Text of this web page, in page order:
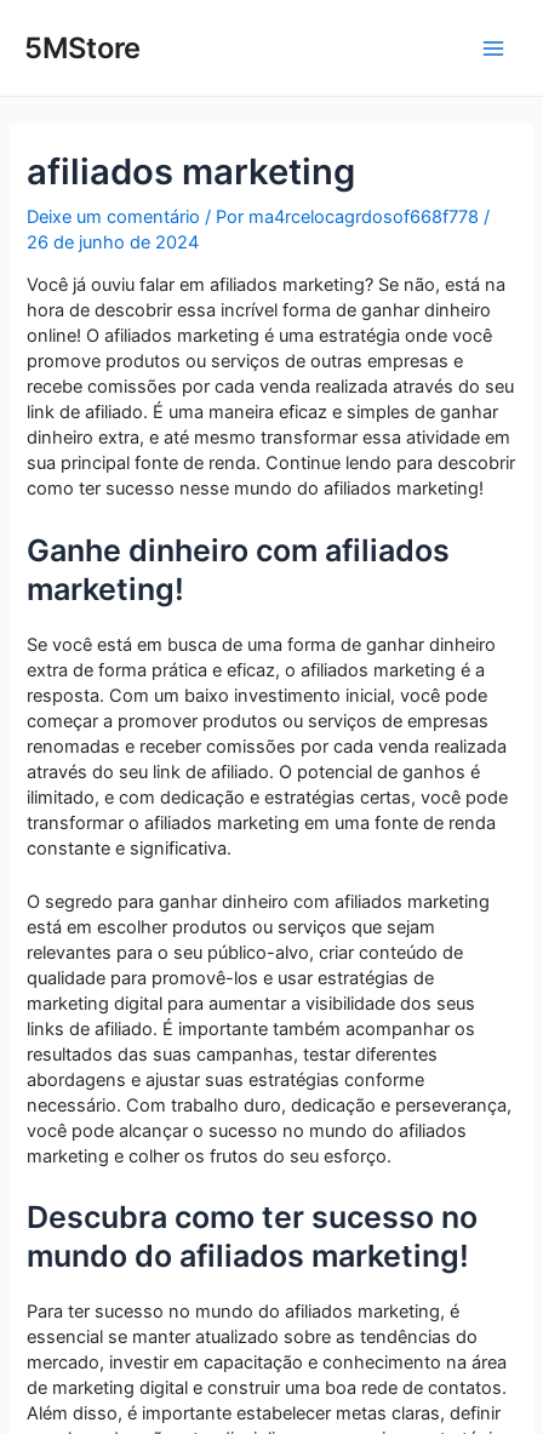
para5MStore
afiliados marketing
Deixe um comentário / Por ma4rcelocagrdosof668f778/
26 de junho de 2024
Você já ouviu falar em afiliados marketing? Se não, está na
hora de descobrir essa incrível forma de ganhar dinheiro
online! O afiliados marketing é uma estratégia onde você
promove produtos ou serviços de outras empresas e
recebe comissões por cada venda realizada através do seu
link de afiliado. É uma maneira eficaz e simples de ganhar
dinheiro extra, e até mesmo transformar essa atividade em
sua principal fonte de renda. Continue lendo para descobrir
como ter sucesso nesse mundo do afiliados marketing!
Ganhe dinheiro com afiliados
marketing!
Se você está em busca de uma forma de ganhar dinheiro
extra de forma prática e eficaz, o afiliados marketing é a
resposta. Com um baixo investimento inicial, você pode
começar a promover produtos ou serviços de empresas
renomadas e receber comissões por cada venda realizada
através do seu link de afiliado. O potencial de ganhos é
ilimitado, e com dedicação e estratégias certas, você pode
transformar o afiliados marketing em uma fonte de renda
constante e significativa.
O segredo para ganhar dinheiro com afiliados marketing
está em escolher produtos ou serviços que sejam
relevantes para o seu público-alvo, criar conteúdo de
qualidade para promovê-los e usar estratégias de
marketing digital para aumentar a visibilidade dos seus
links de afiliado. É importante também acompanhar os
resultados das suas campanhas, testar diferentes
abordagens e ajustar suas estratégias conforme
necessário. Com trabalho duro, dedicação e perseverança,
você pode alcançar o sucesso no mundo do afiliados
marketing e colher os frutos do seu esforço.
Descubra como ter sucesso no
mundo do afiliados marketing!
Para ter sucesso no mundo do afiliados marketing, é
essencial se manter atualizado sobre as tendências do
mercado, investir em capacitação e conhecimento na área
de marketing digital e construir uma boa rede de contatos.
Além disso, é importante estabelecer metas claras, definir
navigation